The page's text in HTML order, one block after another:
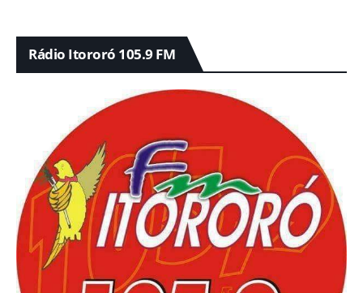
Rádio Itororó 105.9 FM